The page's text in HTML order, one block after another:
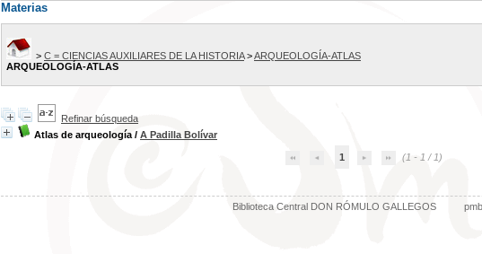
Materias
> C = CIENCIAS AUXILIARES DE LA HISTORIA>ARQUEOLOGÍA-ATLAS
ARQUEOLOGÍA-ATLAS
Refinar búsqueda
Atlas de arqueología / A Padilla Bolívar
1 (1 - 1 / 1)
Biblioteca Central DON RÓMULO GALLEGOS pmb